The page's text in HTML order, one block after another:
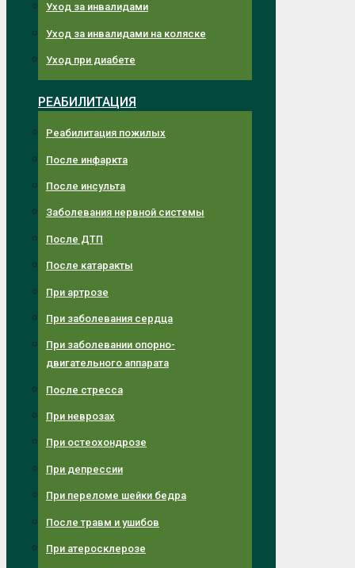
Уход за инвалидами
Уход за инвалидами на коляске
Уход при диабете
РЕАБИЛИТАЦИЯ
Реабилитация пожилых
После инфаркта
После инсульта
Заболевания нервной системы
После ДТП
После катаракты
При артрозе
При заболевания сердца
При заболевании опорно-
двигательного аппарата
После стресса
При неврозах
При остеохондрозе
При депрессии
При переломе шейки бедра
После травм и ушибов
При атеросклерозе